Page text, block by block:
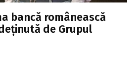
bancă românească
de Grupul